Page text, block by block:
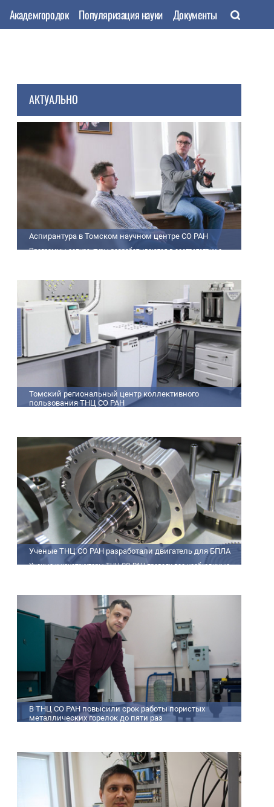
Академгородок Популяризация науки Документы
АКТУАЛЬНО
Аспирантура в Томском научном центре СО РАН
Программы аспирантуры разрабатываются в соответствии с
Томский региональный центр коллективного
пользования ТНЦ СО РАН
материаловедению, радиоизмерению, спектроскопии и
осциллографии
Ученые ТНЦ СО РАН разработали двигатель для БПЛА
Ученые и конструкторы ТНЦ СО РАН провели все необходимые
горения, а также разработали конструкторскую документацию
на опытный образец двигателя.
В ТНЦ СО РАН повысили срок работы пористых
металлических горелок до пяти раз
получаемых методом самораспространяющегося
высокотемпературного синтеза (СВС). Сначала ученые создали
покрытие из диспрозия или иттрия на поверхности
металлических порошков, небольшая добавка которых
позволяет равномерно распределять микроконцентрацию
редкоземельных элементов по всему объем